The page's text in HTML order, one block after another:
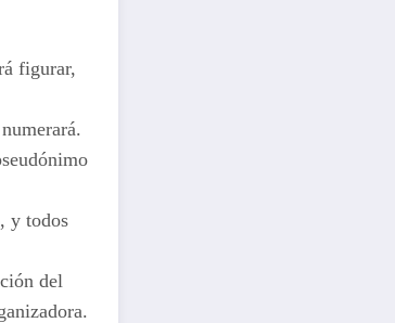
figurar,
y todos
del